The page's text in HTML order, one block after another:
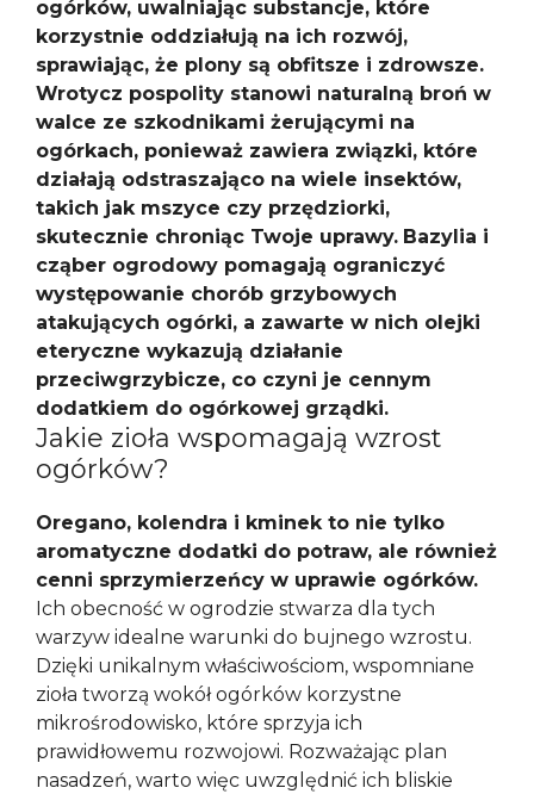
ogórków, uwalniając substancje, które
korzystnie oddziałują na ich rozwój,
sprawiając, że plony są obfitsze i zdrowsze.
Wrotycz pospolity stanowi naturalną broń w
walce ze szkodnikami żerującymi na
ogórkach, ponieważ zawiera związki, które
działają odstraszająco na wiele insektów,
takich jak mszyce czy przędziorki,
skutecznie chroniąc Twoje uprawy. Bazylia i
cząber ogrodowy pomagają ograniczyć
występowanie chorób grzybowych
atakujących ogórki, a zawarte w nich olejki
eteryczne wykazują działanie
przeciwgrzybicze, co czyni je cennym
dodatkiem do ogórkowej grządki.
Jakie zioła wspomagają wzrost
ogórków?
Oregano, kolendra i kminek to nie tylko
aromatyczne dodatki do potraw, ale również
cenni sprzymierzeńcy w uprawie ogórków.
Ich obecność w ogrodzie stwarza dla tych
warzyw idealne warunki do bujnego wzrostu.
Dzięki unikalnym właściwościom, wspomniane
zioła tworzą wokół ogórków korzystne
mikrośrodowisko, które sprzyja ich
prawidłowemu rozwojowi. Rozważając plan
nasadzeń, warto więc uwzględnić ich bliskie